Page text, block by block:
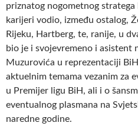
priznatog nogometnog
karijeri vodio, između ostalog,
Rijeku, Hartberg, te, ranije, u
bio je i svojevremeno i asistent
Muzurovića u reprezentaciji
aktuelnim temama vezanim za
u Premijer ligu BiH, ali i o
eventualnog plasmana na
naredne godine.